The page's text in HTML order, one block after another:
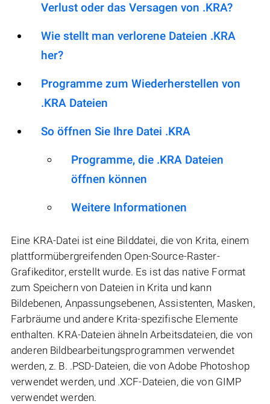
Verlust oder das Versagen von .KRA?
Wie stellt man verlorene Dateien .KRA
her?
Programme zum Wiederherstellen von
.KRA Dateien
So öffnen Sie Ihre Datei .KRA
Programme, die .KRA Dateien
öffnen können
Weitere Informationen
Eine KRA-Datei ist eine Bilddatei, die von Krita, einem
plattformübergreifenden Open-Source-Raster-
Grafikeditor, erstellt wurde. Es ist das native Format
zum Speichern von Dateien in Krita und kann
Bildebenen, Anpassungsebenen, Assistenten, Masken,
Farbräume und andere Krita-spezifische Elemente
enthalten. KRA-Dateien ähneln Arbeitsdateien, die von
anderen Bildbearbeitungsprogrammen verwendet
werden, z. B. .PSD-Dateien, die von Adobe Photoshop
verwendet werden, und .XCF-Dateien, die von GIMP
verwendet werden.